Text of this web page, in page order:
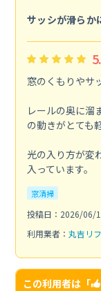
サッシが滑らか
窓のくもりやサ
レールの奥に溜
の動きがとても
光の入り方が変
入っています。
窓清掃
投稿日：2026/06/
利用業者： 丸吉リ
この利用者は「